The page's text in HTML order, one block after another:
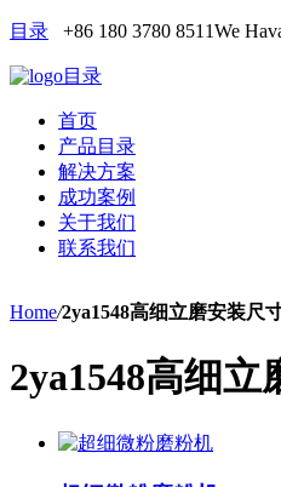
目录 +86 180 3780 8511We
目录
首页
产品目录
解决方案
成功案例
关于我们
联系我们
Home/2ya1548高细立磨安装尺
2ya1548高细立